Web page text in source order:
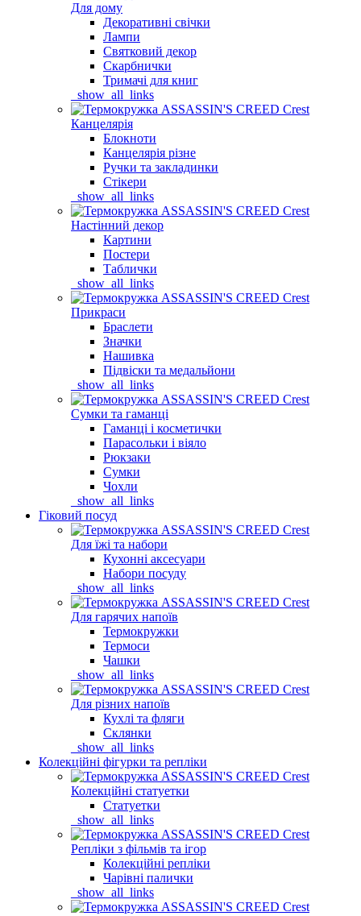
Для дому
Декоративні свічки
Лампи
Святковий декор
Скарбнички
Тримачі для книг
_show_all_links
Канцелярія
Блокноти
Канцелярія різне
Ручки та закладинки
Стікери
_show_all_links
Настінний декор
Картини
Постери
Таблички
_show_all_links
Прикраси
Браслети
Значки
Нашивка
Підвіски та медальйони
_show_all_links
Сумки та гаманці
Гаманці і косметички
Парасольки і віяло
Рюкзаки
Сумки
Чохли
_show_all_links
Гіковий посуд
Для їжі та набори
Кухонні аксесуари
Набори посуду
_show_all_links
Для гарячих напоїв
Термокружки
Термоси
Чашки
_show_all_links
Для різних напоїв
Кухлі та фляги
Склянки
_show_all_links
Колекційні фігурки та репліки
Колекційні статуетки
Статуетки
_show_all_links
Репліки з фільмів та ігор
Колекційні репліки
Чарівні палички
_show_all_links